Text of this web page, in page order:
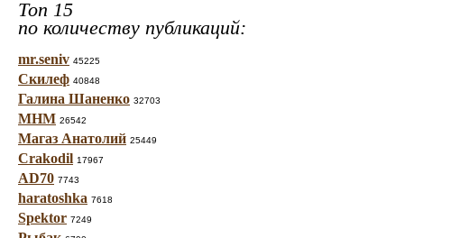
Топ 15
по количеству публикаций:
mr.seniv 45225
Скилеф 40848
Галина Шаненко 32703
МНМ 26542
Магаз Анатолий 25449
Crakodil 17967
AD70 7743
haratoshka 7618
Spektor 7249